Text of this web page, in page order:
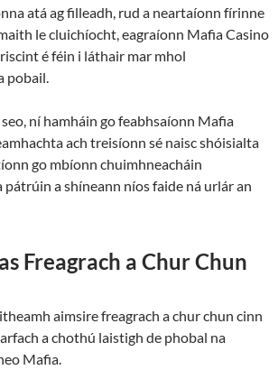
atá ag filleadh, rud a neartaíonn fírinne
le cluichíocht, eagraíonn Mafia Casino
é féin i láthair mar mhol
pobail.
ní hamháin go feabhsaíonn Mafia
ach treisíonn sé naisc shóisialta
go mbíonn chuimhneacháin
pátrúin a shíneann níos faide ná urlár an
Freagrach a Chur Chun
aimsire freagrach a chur chun cinn
a chothú laistigh de phobal na
Mafia.